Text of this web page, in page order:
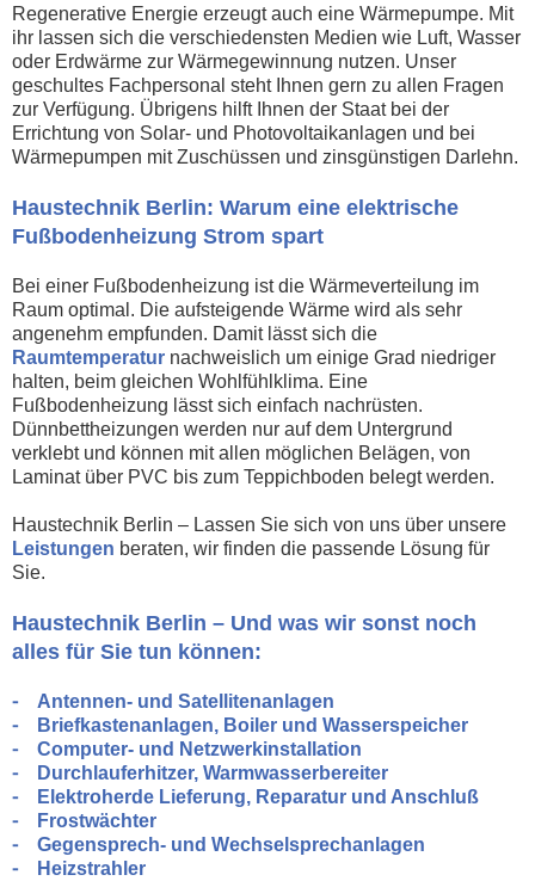
Regenerative Energie erzeugt auch eine Wärmepumpe. Mit
ihr lassen sich die verschiedensten Medien wie Luft, Wasser
oder Erdwärme zur Wärmegewinnung nutzen. Unser
geschultes Fachpersonal steht Ihnen gern zu allen Fragen
zur Verfügung. Übrigens hilft Ihnen der Staat bei der
Errichtung von Solar- und Photovoltaikanlagen und bei
Wärmepumpen mit Zuschüssen und zinsgünstigen Darlehn.
Haustechnik Berlin: Warum eine elektrische
Fußbodenheizung Strom spart
Bei einer Fußbodenheizung ist die Wärmeverteilung im
Raum optimal. Die aufsteigende Wärme wird als sehr
angenehm empfunden. Damit lässt sich die
Raumtemperatur nachweislich um einige Grad niedriger
halten, beim gleichen Wohlfühlklima. Eine
Fußbodenheizung lässt sich einfach nachrüsten.
Dünnbettheizungen werden nur auf dem Untergrund
verklebt und können mit allen möglichen Belägen, von
Laminat über PVC bis zum Teppichboden belegt werden.
Haustechnik Berlin – Lassen Sie sich von uns über unsere
Leistungen beraten, wir finden die passende Lösung für
Sie.
Haustechnik Berlin – Und was wir sonst noch
alles für Sie tun können:
⁃ Antennen- und Satellitenanlagen
⁃ Briefkastenanlagen, Boiler und Wasserspeicher
⁃ Computer- und Netzwerkinstallation
⁃ Durchlauferhitzer, Warmwasserbereiter
⁃ Elektroherde Lieferung, Reparatur und Anschluß
⁃ Frostwächter
⁃ Gegensprech- und Wechselsprechanlagen
⁃ Heizstrahler